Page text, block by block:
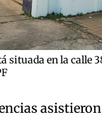
situada en la calle